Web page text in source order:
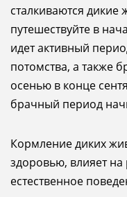
сталкиваются дикие
путешествуйте в
идет активный
потомства, а также
осенью в конце
брачный период
Кормление диких
здоровью, влияет
естественное